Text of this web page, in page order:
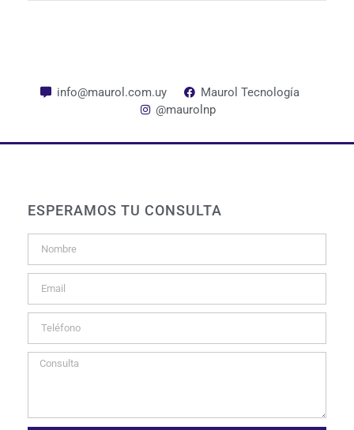
info@maurol.com.uy
Maurol Tecnología
@maurolnp
ESPERAMOS TU CONSULTA